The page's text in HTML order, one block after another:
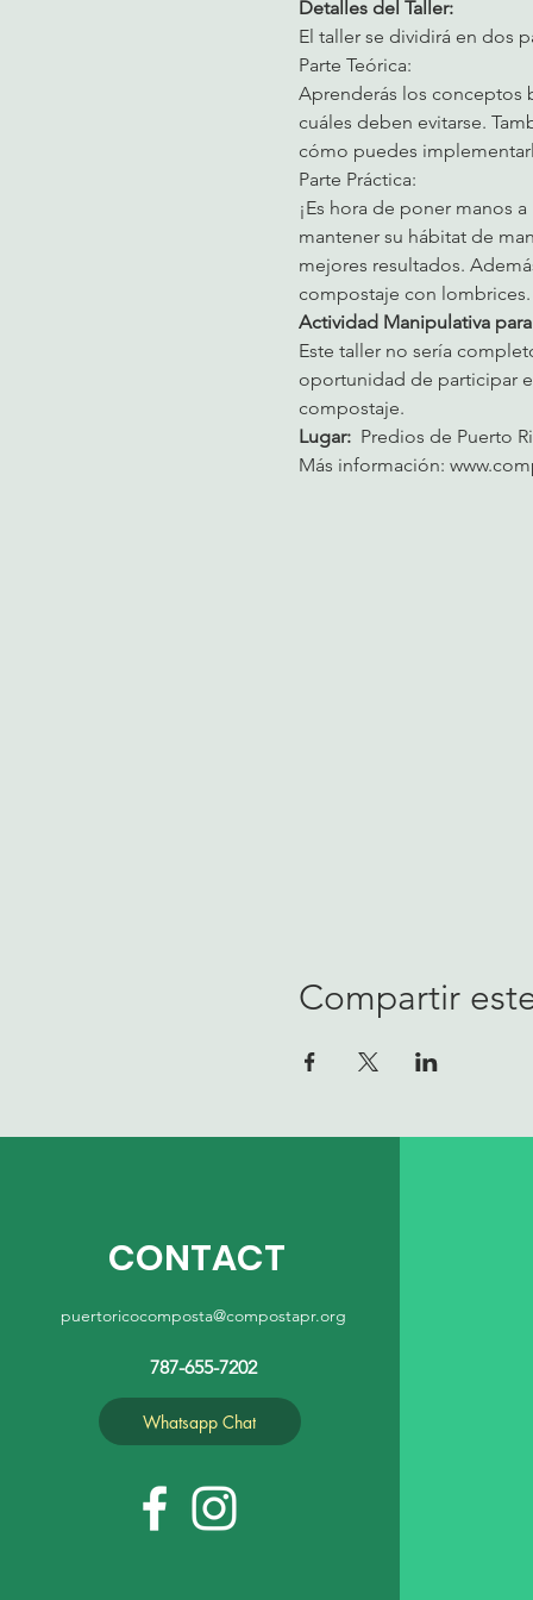
Detalles del Taller:
El taller se dividirá en dos
Parte Teórica:
Aprenderás los conceptos
cuáles deben evitarse.
cómo puedes
Parte Práctica:
¡Es hora de poner manos
mantener su hábitat de
mejores resultados.
compostaje con lombrices.
Actividad Manipulativa
Este taller no sería
oportunidad de participar
compostaje.
Lugar: Predios de Puerto
Más información:
Compartir
CONTACT
puertoricocomposta@compostapr.org
787-655-7202
Whatsapp Chat